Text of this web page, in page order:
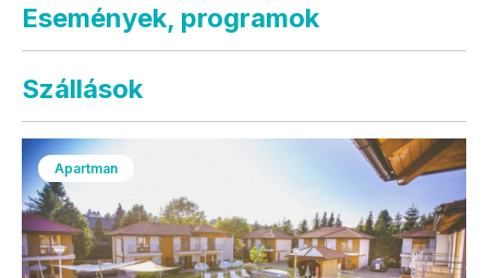
Események, programok
Szállások
Apartman